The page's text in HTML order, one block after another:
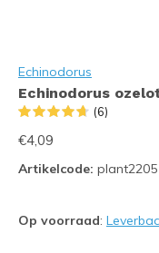
Echinodorus
Echinodorus
(6)
€4,09
Artikelcode: plant2205
Op voorraad: